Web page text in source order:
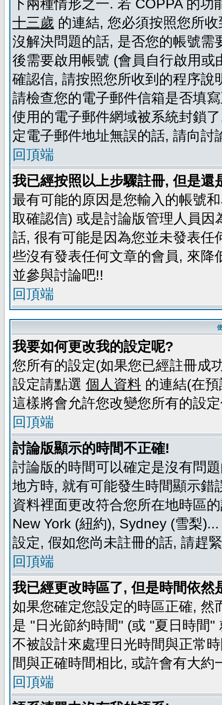
下兩種情形之一. 若 COPPA 的
十三歲 的連結, 您必須按照您所
沒解決問題的話, 是否您的帳號
後需要啟用帳號 (會員自行啟用
確認信, 請按照您所收到的程序
請檢查您的電子郵件信箱是否填
使用的電子郵件網域被系統封鎖
定電子郵件地址無誤的話, 請向
回頂端
我已經按照以上步驟註冊, 但是還
最有可能的原因是您輸入的帳號
取確認信) 或是討論版管理人員
話, 很有可能是因為您並未發表
些沒有發表任何文章的會員, 來
並參與討論吧!!
回頂端
我要如何更改我的設定呢?
您所有的設定(如果您已經註冊成
設定請點選 個人資料 的連結(在
這樣將會允許您改變您所有的設
回頂端
討論版顯示的時間不正確!
討論版的時間可以確定是沒有問
地方時, 就有可能發生時間顯示
資料裡面更改符合您所在地時區
New York (紐約), Sydney (雪梨
設定, 假如您尚未註冊的話, 請趕
回頂端
我已經更改時區了, 但是時間依然
如果您確定您設定的時區正確,
是 "日光節約時間" (或 "夏日時間
不被設計來處理日光時間與正常
間與正確時間相比, 或許會有大約
回頂端